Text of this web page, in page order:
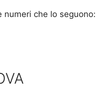
numeri che lo seguono: